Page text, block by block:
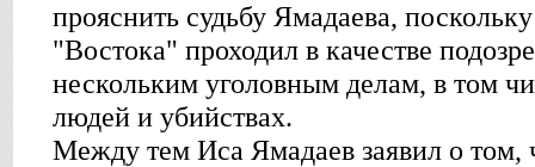
прояснить судьбу Ямадаева,
"Востока" проходил в качестве
нескольким уголовным делам, в том
людей и убийствах.
Между тем Иса Ямадаев заявил о том,